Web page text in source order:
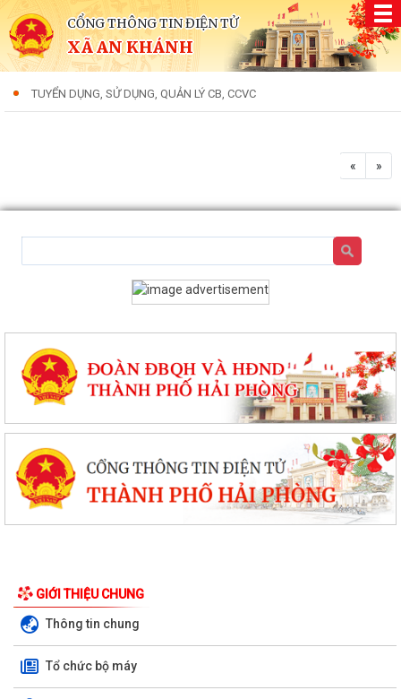
CỔNG THÔNG TIN ĐIỆN TỬ
XÃ AN KHÁNH
TUYỂN DỤNG, SỬ DỤNG, QUẢN LÝ CB, CCVC
« »
GIỚI THIỆU CHUNG
Thông tin chung
Tổ chức bộ máy